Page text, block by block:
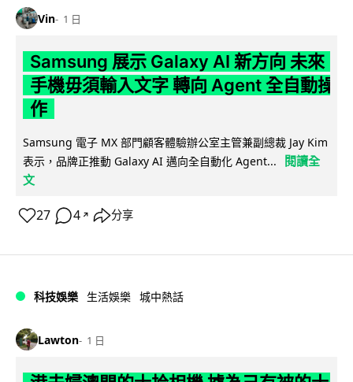
Vin 1 日
Samsung 展示 Galaxy AI 新方向 未來
手機毋須輸入文字 轉向 Agent 全自動操
作
Samsung 電子 MX 部門顧客體驗辦公室主管兼副總裁 Jay Kim
表示，品牌正推動 Galaxy AI 邁向全自動化 Agent...
閱讀全
文
27 4 ↗ 分享
科技娛樂 生活娛樂 城中熱話
Lawton 1 日